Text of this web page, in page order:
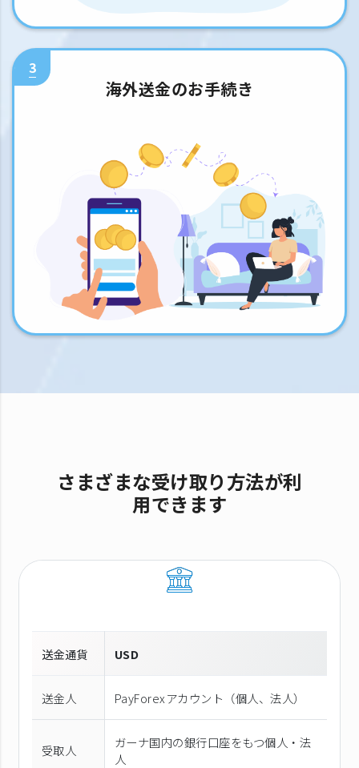
3
海外送金のお手続き
さまざまな受け取り方法が利
用できます
送金通貨 USD
送金人 PayForexアカウント（個⼈、法⼈）
受取人
ガーナ国内の銀行口座をもつ個人・法
人